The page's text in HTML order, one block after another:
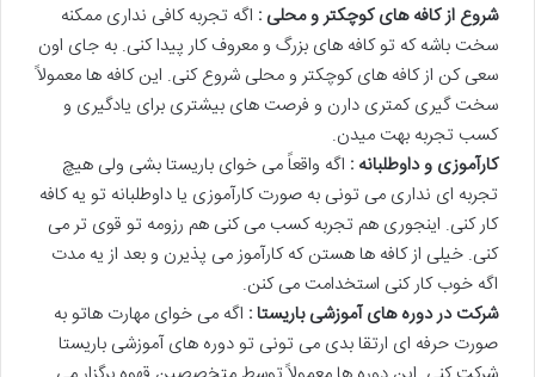
شروع از کافه های کوچکتر و محلی : اگه تجربه کافی نداری ممکنه
سخت باشه که تو کافه های بزرگ و معروف کار پیدا کنی. به جای اون
سعی کن از کافه های کوچکتر و محلی شروع کنی. این کافه ها معمولاً
سخت گیری کمتری دارن و فرصت های بیشتری برای یادگیری و
کسب تجربه بهت میدن.
کارآموزی و داوطلبانه : اگه واقعاً می خوای باریستا بشی ولی هیچ
تجربه ای نداری می تونی به صورت کارآموزی یا داوطلبانه تو یه کافه
کار کنی. اینجوری هم تجربه کسب می کنی هم رزومه تو قوی تر می
کنی. خیلی از کافه ها هستن که کارآموز می پذیرن و بعد از یه مدت
اگه خوب کار کنی استخدامت می کنن.
شرکت در دوره های آموزشی باریستا : اگه می خوای مهارت هاتو به
صورت حرفه ای ارتقا بدی می تونی تو دوره های آموزشی باریستا